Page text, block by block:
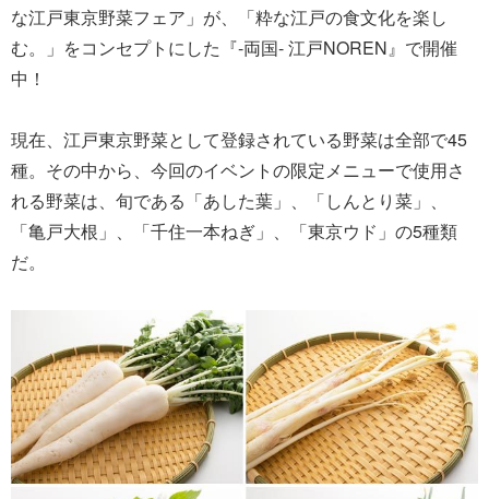
な江戸東京野菜フェア」が、「粋な江戸の食文化を楽し
む。」をコンセプトにした『-両国- 江戸NOREN』で開催
中！
現在、江戸東京野菜として登録されている野菜は全部で45
種。その中から、今回のイベントの限定メニューで使用さ
れる野菜は、旬である「あした葉」、「しんとり菜」、
「亀戸大根」、「千住一本ねぎ」、「東京ウド」の5種類
だ。